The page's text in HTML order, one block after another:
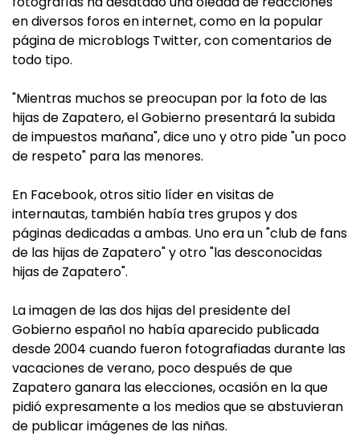
en diversos foros en internet, como en la popular
página de microblogs Twitter, con comentarios de
todo tipo.
"Mientras muchos se preocupan por la foto de las
hijas de Zapatero, el Gobierno presentará la subida
de impuestos mañana", dice uno y otro pide "un poco
de respeto" para las menores.
En Facebook, otros sitio líder en visitas de
internautas, también había tres grupos y dos
páginas dedicadas a ambas. Uno era un "club de fans
de las hijas de Zapatero" y otro "las desconocidas
hijas de Zapatero".
La imagen de las dos hijas del presidente del
Gobierno español no había aparecido publicada
desde 2004 cuando fueron fotografiadas durante las
vacaciones de verano, poco después de que
Zapatero ganara las elecciones, ocasión en la que
pidió expresamente a los medios que se abstuvieran
de publicar imágenes de las niñas.